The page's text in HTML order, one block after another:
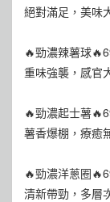
絕對滿足，美味
🔥勁濃辣薯球
重味強襲，感官
🔥勁濃起士薯
薯香爆棚，療癒
🔥勁濃洋蔥圈
清新帶勁，多層